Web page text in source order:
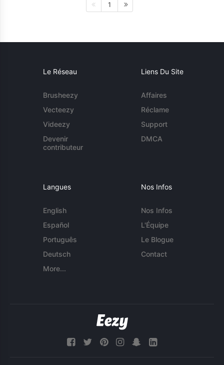
1
Le Réseau
Brusheezy
Vecteezy
Videezy
Devenir
contributeur
Liens Du Site
Affaires
Réclame
Support
DMCA
Langues
English
Español
Português
Deutsch
More...
Nos Infos
Nos Infos
L'Équipe
Le Blogue
Contact